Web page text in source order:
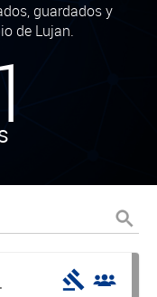
guardados y
de Lujan.